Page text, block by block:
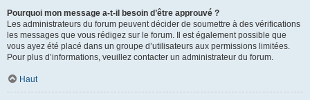
Pourquoi mon message a-t-il besoin d’être approuvé ?
Les administrateurs du forum peuvent décider de soumettre à des vérifications
les messages que vous rédigez sur le forum. Il est également possible que
vous ayez été placé dans un groupe d’utilisateurs aux permissions limitées.
Pour plus d’informations, veuillez contacter un administrateur du forum.
Haut